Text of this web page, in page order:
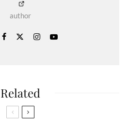
author
Related